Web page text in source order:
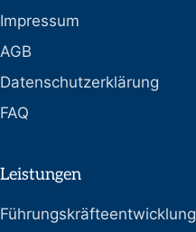
Impressum
AGB
Datenschutzerklärung
FAQ
Leistungen
Führungskräfteentwicklung